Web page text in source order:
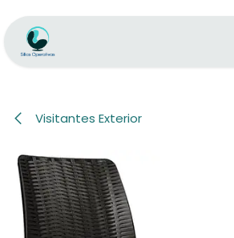
Visitantes Exterior